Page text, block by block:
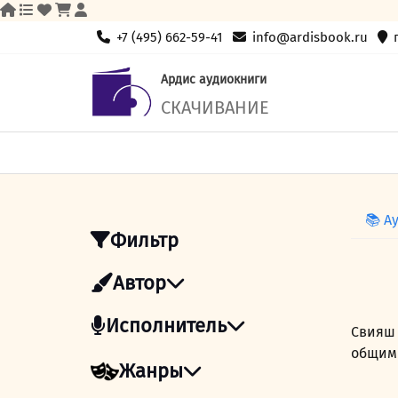
+7 (495) 662-59-41 info@ardisbook.ru
Ардис аудиокниги
СКАЧИВАНИЕ
Фильтр
Автор
Исполнитель
Жанры
📚
Свияш
общим